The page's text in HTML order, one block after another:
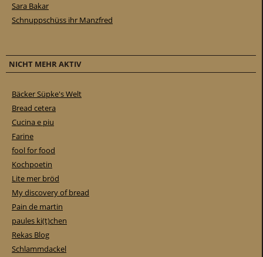
Sara Bakar
Schnuppschüss ihr Manzfred
NICHT MEHR AKTIV
Bäcker Süpke's Welt
Bread cetera
Cucina e piu
Farine
fool for food
Kochpoetin
Lite mer bröd
My discovery of bread
Pain de martin
paules ki(t)chen
Rekas Blog
Schlammdackel